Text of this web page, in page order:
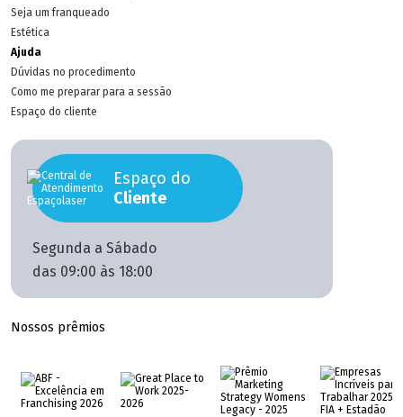
Seja um franqueado
Estética
Ajuda
Dúvidas no procedimento
Como me preparar para a sessão
Espaço do cliente
Espaço do
Cliente
Segunda a Sábado
das 09:00 às 18:00
Nossos prêmios